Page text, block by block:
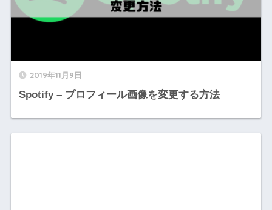
2019年11月9日
Spotify – プロフィール画像を変更する方法